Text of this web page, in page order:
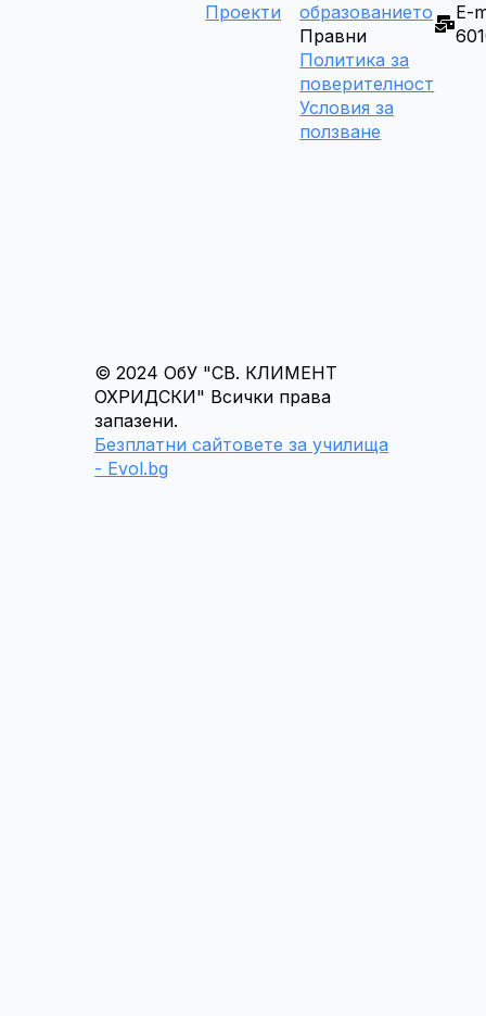
Проекти
образованието
Правни
Политика за
поверителност
Условия за
ползване
E-
© 2024 ОбУ "СВ. КЛИМЕНТ
ОХРИДСКИ" Всички права
запазени.
Безплатни сайтовете за училища
- Evol.bg